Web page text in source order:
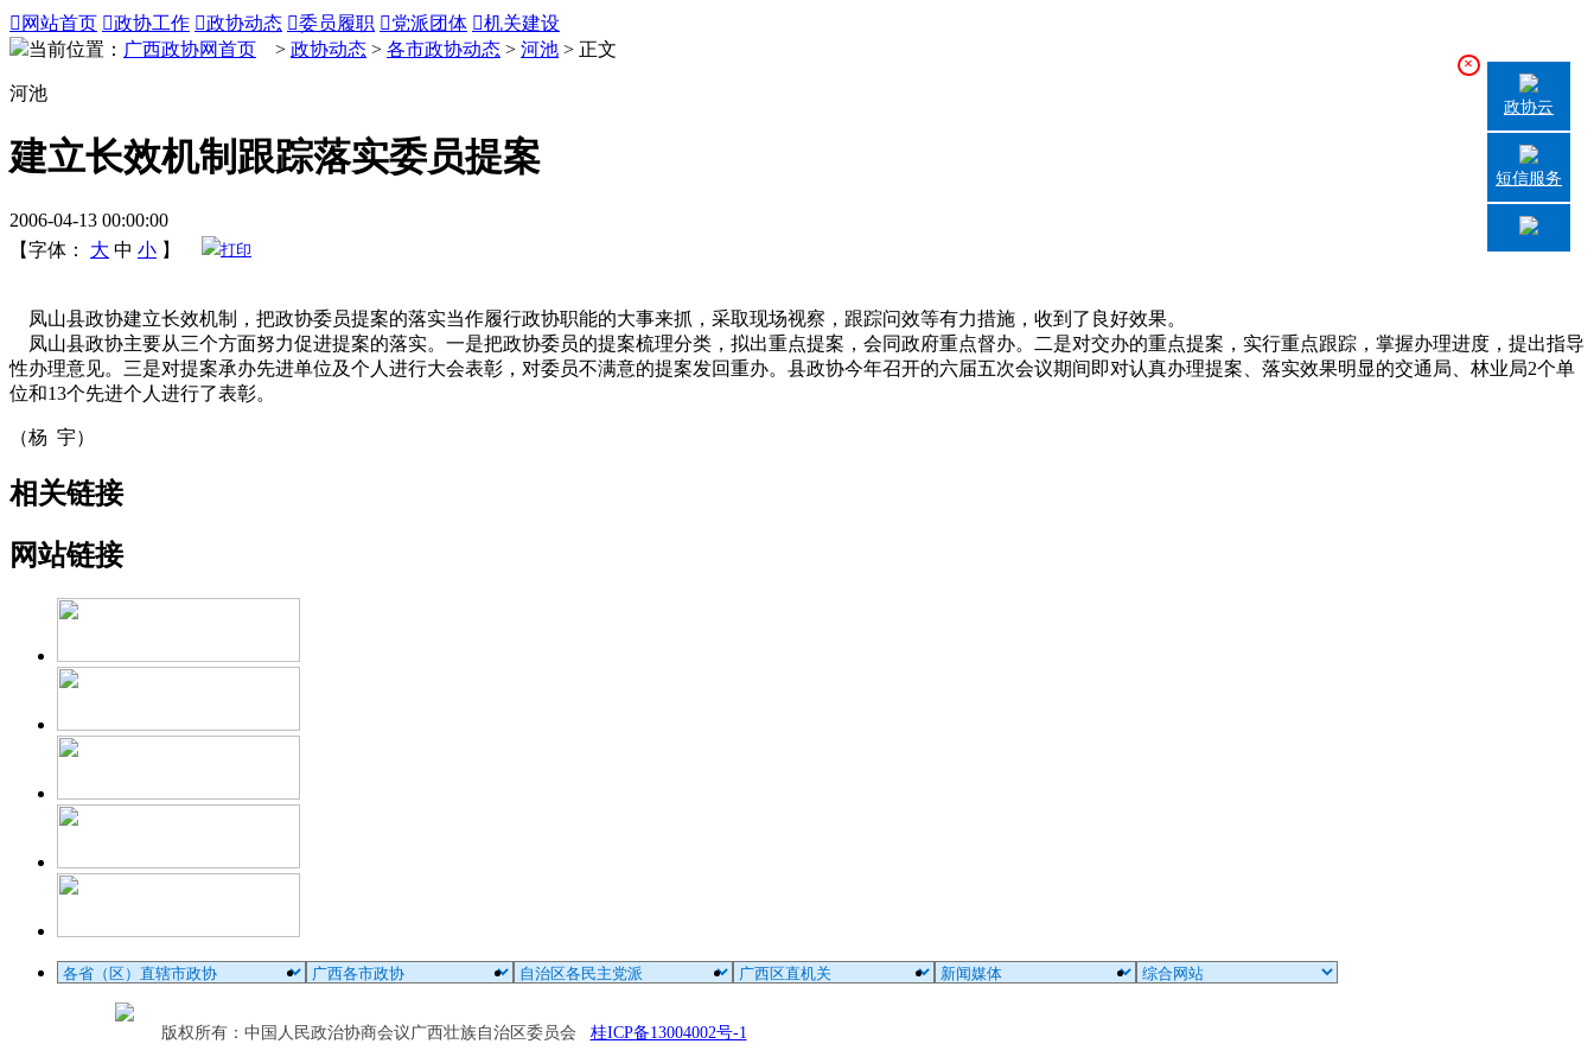
 网站首页 政协工作 政协动态 委员履职 党派团体 机关建设
当前位置： 广西政协网首页 > 政协动态 > 各市政协动态 > 河池 > 正文
河池
建立长效机制跟踪落实委员提案
2006-04-13 00:00:00
【字体：
大 中 小 】 打印
凤山县政协建立长效机制，把政协委员提案的落实当作履行政协职能的大事来抓，采取现场视察，跟踪问效等有力措施，收到了良好效果。
凤山县政协主要从三个方面努力促进提案的落实。一是把政协委员的提案梳理分类，拟出重点提案，会同政府重点督办。二是对交办的重点提案，实行重点跟踪，掌握办理进度，提出指导
性办理意见。三是对提案承办先进单位及个人进行大会表彰，对委员不满意的提案发回重办。县政协今年召开的六届五次会议期间即对认真办理提案、落实效果明显的交通局、林业局2个单
位和13个先进个人进行了表彰。
（杨 宇）
相关链接
网站链接
版权所有：中国人民政治协商会议广西壮族自治区委员会 桂ICP备13004002号-1
×
政协云
短信服务